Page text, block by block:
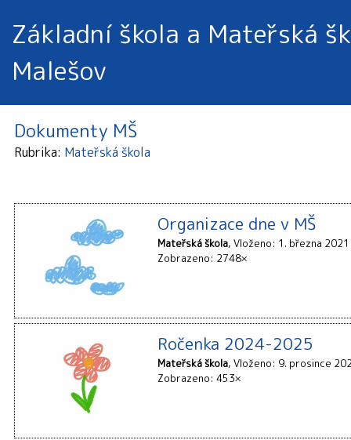
Základní škola a Mateřská
Malešov
Dokumenty MŠ
Rubrika Mateřská škola
Organizace dne v MŠ
Mateřská škola Vloženo: 1. března
Zobrazeno: 2748×
Ročenka 2024-2025
Mateřská škola Vloženo: 9. prosince
Zobrazeno: 453×